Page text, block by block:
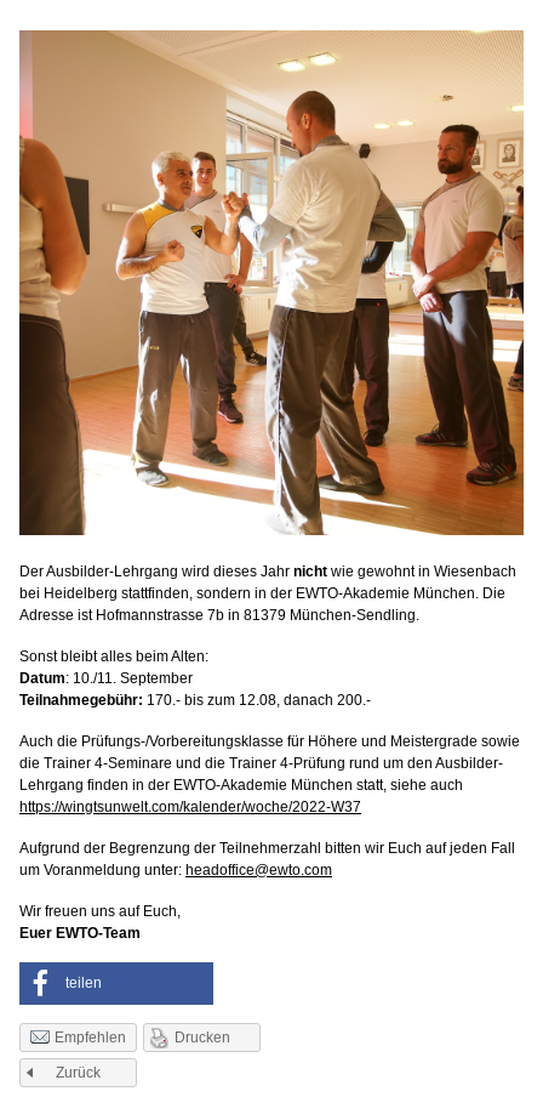
Der Ausbilder-Lehrgang wird dieses Jahr nicht wie gewohnt in Wiesenbach
bei Heidelberg stattfinden, sondern in der EWTO-Akademie München. Die
Adresse ist Hofmannstrasse 7b in 81379 München-Sendling.
Sonst bleibt alles beim Alten:
Datum: 10./11. September
Teilnahmegebühr: 170.- bis zum 12.08, danach 200.-
Auch die Prüfungs-/Vorbereitungsklasse für Höhere und Meistergrade sowie
die Trainer 4-Seminare und die Trainer 4-Prüfung rund um den Ausbilder-
Lehrgang finden in der EWTO-Akademie München statt, siehe auch
https://wingtsunwelt.com/kalender/woche/2022-W37
Aufgrund der Begrenzung der Teilnehmerzahl bitten wir Euch auf jeden Fall
um Voranmeldung unter: headoffice@ewto.com
Wir freuen uns auf Euch,
Euer EWTO-Team
teilen
Empfehlen Drucken
Zurück